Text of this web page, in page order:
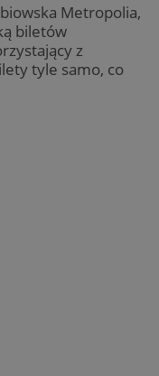
Metropolia,
biletów
z
tyle samo, co